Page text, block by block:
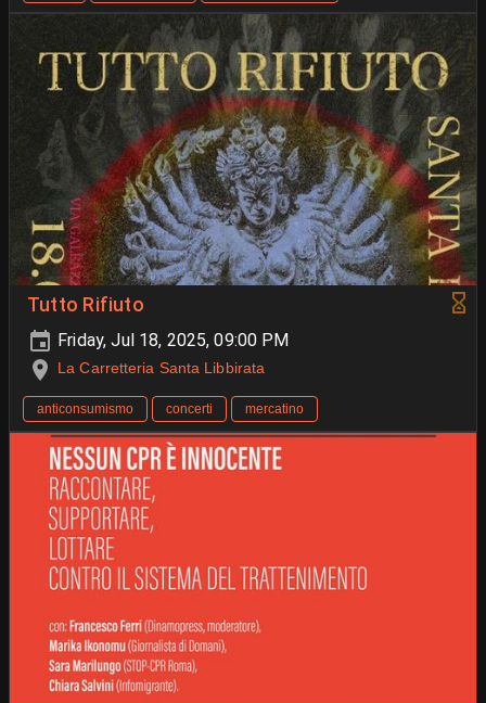
Tutto Rifiuto
Friday, Jul 18, 2025, 09:00 PM
La Carretteria Santa Libbirata
anticonsumismo concerti mercatino